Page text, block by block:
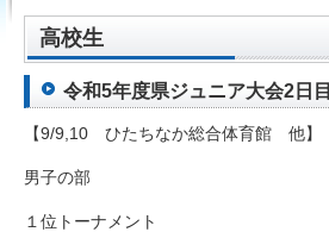
高校生
令和5年度県ジュニア大会2日
【9/9,10 ひたちなか総合体育館 他】
男子の部
１位トーナメント